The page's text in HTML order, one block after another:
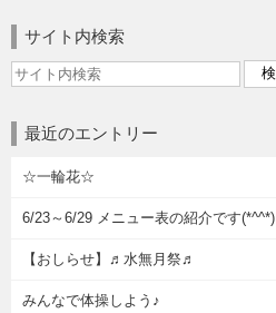
サイト内検索
最近のエントリー
☆一輪花☆
6/23～6/29 メニュー表の紹介です(*^^*)
【おしらせ】♬水無月祭♬
みんなで体操しよう♪